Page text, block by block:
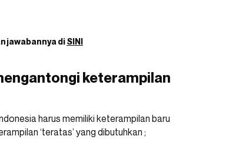
jawabannya diSINI
keterampilan
harus memiliki keterampilan baru
‘teratas’ yang dibutuhkan ;